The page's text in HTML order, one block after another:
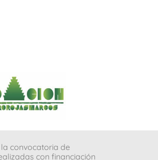
convocatoria de
con financiación